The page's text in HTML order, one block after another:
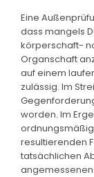
Eine
dass mangels
körperschaft-
Organschaft
auf einem
zulässig. Im
worden. Im
resultierenden
tatsächlichen
angemessenen